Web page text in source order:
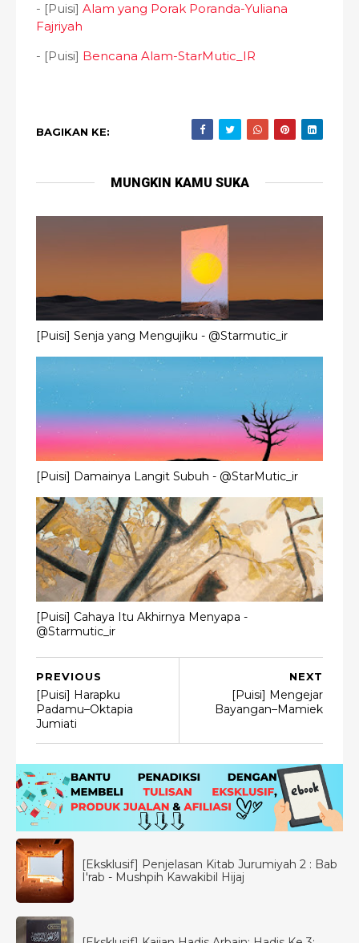
- [Puisi] Alam yang Porak Poranda-Yuliana
Fajriyah
- [Puisi] Bencana Alam-StarMutic_IR
BAGIKAN KE:
MUNGKIN KAMU SUKA
[Puisi] Senja yang Mengujiku - @Starmutic_ir
[Puisi] Damainya Langit Subuh - @StarMutic_ir
[Puisi] Cahaya Itu Akhirnya Menyapa -
@Starmutic_ir
NEXT
[Puisi] Mengejar
Bayangan–Mamiek
PREVIOUS
[Puisi] Harapku
Padamu–Oktapia
Jumiati
[Eksklusif] Penjelasan Kitab Jurumiyah 2 : Bab
I'rab - Mushpih Kawakibil Hijaj